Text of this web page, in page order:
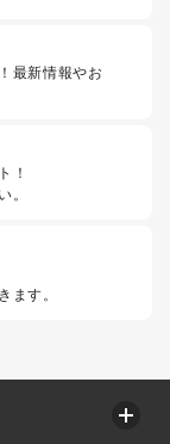
最新情報やお
！
。
ます。